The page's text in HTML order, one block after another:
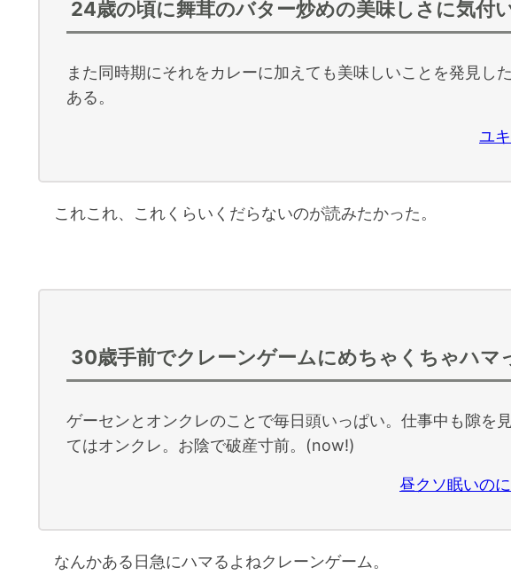
24歳の頃に舞茸のバター炒めの美味しさに気付
また同時期にそれをカレーに加えても美味しいことを発見し
ある。
ユ
これこれ、これくらいくだらないのが読みたかった。
30歳手前でクレーンゲームにめちゃくちゃハマ
ゲーセンとオンクレのことで毎日頭いっぱい。仕事中も隙を
てはオンクレ。お陰で破産寸前。(now!)
昼クソ眠いの
なんかある日急にハマるよねクレーンゲーム。